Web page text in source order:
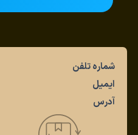
شماره تلفن
ایمیل
آدرس